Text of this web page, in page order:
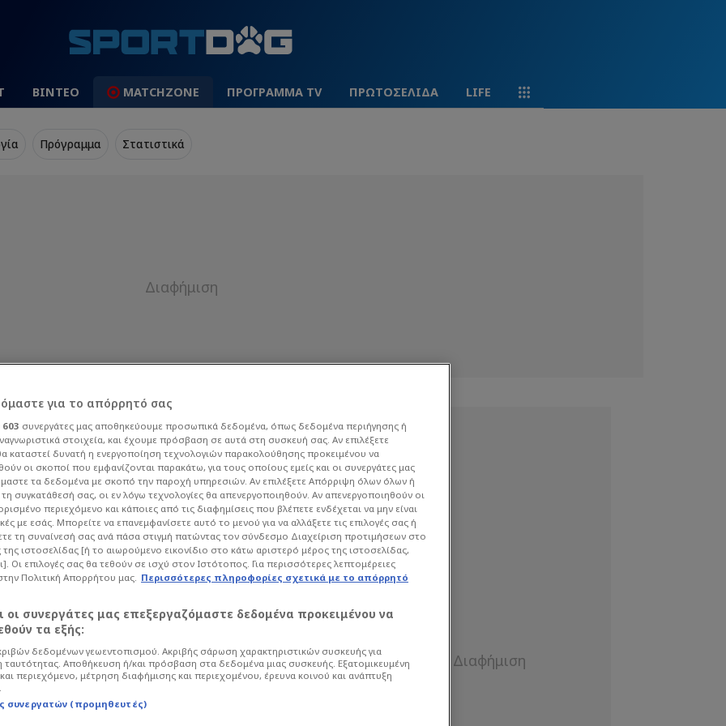
ΒΙΝΤΕΟ MATCHZONE ΠΡΟΓΡΑΜΜΑ TV ΠΡΩΤΟΣΕΛΙΔΑ LIFE
Πρόγραμμα Στατιστικά
από παίκτη της
τον Κρόιφ!
La Liga
των Καταλανών, που μπήκε στο
ξεπερνώντας μάλιστα τον θρύλο των
για το απόρρητό σας
603 συνεργάτες μας αποθηκεύουμε προσωπικά δεδομένα, όπως δεδομένα περιήγησης ή
στοιχεία, και έχουμε πρόσβαση σε αυτά στη συσκευή σας. Αν επιλέξετε
καταστεί δυνατή η ενεργοποίηση τεχνολογιών παρακολούθησης προκειμένου να
οι σκοποί που εμφανίζονται παρακάτω, για τους οποίους εμείς και οι συνεργάτες μας
τα δεδομένα με σκοπό την παροχή υπηρεσιών. Αν επιλέξετε Απόρριψη όλων όλων ή
συγκατάθεσή σας, οι εν λόγω τεχνολογίες θα απενεργοποιηθούν. Αν απενεργοποιηθούν οι
περιεχόμενο και κάποιες από τις διαφημίσεις που βλέπετε ενδέχεται να μην είναι
με εσάς. Μπορείτε να επανεμφανίσετε αυτό το μενού για να αλλάξετε τις επιλογές σας ή
τη συναίνεσή σας ανά πάσα στιγμή πατώντας τον σύνδεσμο Διαχείριση προτιμήσεων στο
ιστοσελίδας [ή το αιωρούμενο εικονίδιο στο κάτω αριστερό μέρος της ιστοσελίδας,
Οι επιλογές σας θα τεθούν σε ισχύ στον Ιστότοπος. Για περισσότερες λεπτομέρειες
Πολιτική Απορρήτου μας. Περισσότερες πληροφορίες σχετικά με το απόρρητό
οι συνεργάτες μας επεξεργαζόμαστε δεδομένα προκειμένου να
τα εξής:
δεδομένων γεωεντοπισμού. Ακριβής σάρωση χαρακτηριστικών συσκευής για
ταυτότητας. Αποθήκευση ή/και πρόσβαση στα δεδομένα μιας συσκευής. Εξατομικευμένη
περιεχόμενο, μέτρηση διαφήμισης και περιεχομένου, έρευνα κοινού και ανάπτυξη
συνεργατών (προμηθευτές)